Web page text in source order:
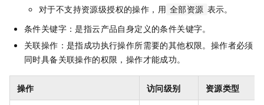
对于不支持资源级授权的操作，用 全部资源 表示。
条件关键字：是指云产品自身定义的条件关键字。
关联操作：是指成功执行操作所需要的其他权限。操作者必须
同时具备关联操作的权限，操作才能成功。
操作 访问级别 资源类型